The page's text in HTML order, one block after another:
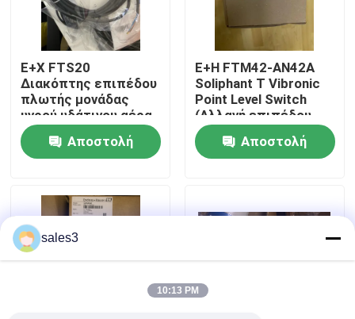
Επισκεψή εργοστασίου
Επικοινωνήστε μαζί μας
Ειδήσεις
Ζητήστε μια προσφορά
News
Προϊόντα ALLEN BRADLEY PLC
Ε+Χ FTS20
Διακόπτης επιπέδου
πλωτής μονάδας
υγρού υδάτινου αέρα
Αποστολή
E+H FTM42-AN42A
Soliphant T Vibronic
Point Level Switch
(Αλλαγή επιπέδου
σημείων με
σόλιφαντ)Αποστολή
sales3
10:13 PM